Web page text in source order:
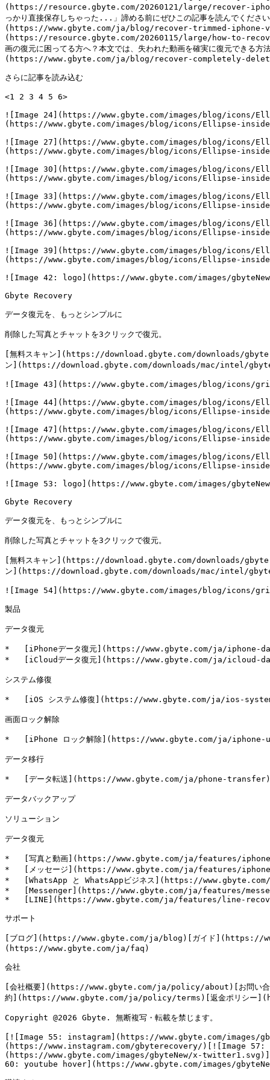
(https://resource.gbyte.com/20260121/large/recover-iphone-
っかり直接保存しちゃった...」諦める前にぜひこの記事を読んでくだ
(https://www.gbyte.com/ja/blog/recover-trimmed-
(https://resource.gbyte.com/20260115/large/how-to-recover-
画の復元に困ってる方へ？本文では、失われた動画を確実に復元でき
(https://www.gbyte.com/ja/blog/recover-completely-
さらに記事を読み込む
<1 2 3 4 5 6>
![Image 24](https://www.gbyte.com/images/blog/icons/
(https://www.gbyte.com/images/blog/icons/Ellipse-
![Image 27](https://www.gbyte.com/images/blog/icons/
(https://www.gbyte.com/images/blog/icons/Ellipse-
![Image 30](https://www.gbyte.com/images/blog/icons/
(https://www.gbyte.com/images/blog/icons/Ellipse-
![Image 33](https://www.gbyte.com/images/blog/icons/
(https://www.gbyte.com/images/blog/icons/Ellipse-
![Image 36](https://www.gbyte.com/images/blog/icons/
(https://www.gbyte.com/images/blog/icons/Ellipse-
![Image 39](https://www.gbyte.com/images/blog/icons/
(https://www.gbyte.com/images/blog/icons/Ellipse-
![Image 42: logo](https://www.gbyte.com/images/
Gbyte Recovery
データ復元を、もっとシンプルに
削除した写真とチャットを3クリックで復元。
[無料スキャン](https://download.gbyte.com/downloads/
ン](https://download.gbyte.com/downloads/mac/intel/
![Image 43](https://www.gbyte.com/images/blog/icons/
![Image 44](https://www.gbyte.com/images/blog/icons/
(https://www.gbyte.com/images/blog/icons/Ellipse-
![Image 47](https://www.gbyte.com/images/blog/icons/
(https://www.gbyte.com/images/blog/icons/Ellipse-
![Image 50](https://www.gbyte.com/images/blog/icons/
(https://www.gbyte.com/images/blog/icons/Ellipse-
![Image 53: logo](https://www.gbyte.com/images/
Gbyte Recovery
データ復元を、もっとシンプルに
削除した写真とチャットを3クリックで復元。
[無料スキャン](https://download.gbyte.com/downloads/
ン](https://download.gbyte.com/downloads/mac/intel/
![Image 54](https://www.gbyte.com/images/blog/icons/
製品
データ復元
*   [iPhoneデータ復元](https://www.gbyte.com/ja/iphone-
*   [iCloudデータ復元](https://www.gbyte.com/ja/icloud-
システム修復
*   [iOS システム修復](https://www.gbyte.com/ja/ios-
画面ロック解除
*   [iPhone ロック解除](https://www.gbyte.com/ja/iphone-
データ移行
*   [データ転送](https://www.gbyte.com/ja/phone-transfer)
データバックアップ
ソリューション
データ復元
*   [写真と動画](https://www.gbyte.com/ja/features/
*   [メッセージ](https://www.gbyte.com/ja/features/
*   [WhatsApp と WhatsAppビジネス](https://
*   [Messenger](https://www.gbyte.com/ja/features/
*   [LINE](https://www.gbyte.com/ja/features/line-
サポート
[ブログ](https://www.gbyte.com/ja/blog)[ガイド](https://
(https://www.gbyte.com/ja/faq)
会社
[会社概要](https://www.gbyte.com/ja/policy/about)[お問
約](https://www.gbyte.com/ja/policy/terms)[返金ポリシ
Copyright @2026 Gbyte. 無断複写・転載を禁じます。
[![Image 55: instagram](https://www.gbyte.com/images/
(https://www.instagram.com/gbyterecovery/)[![Image
(https://www.gbyte.com/images/gbyteNew/x-
60: youtube hover](https://www.gbyte.com/images/